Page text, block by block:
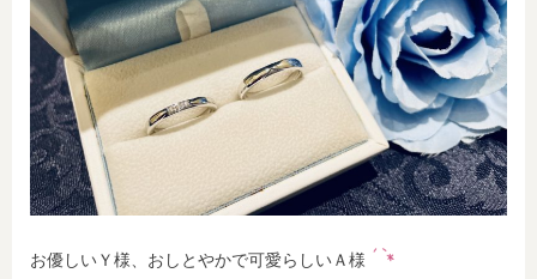
お優しいＹ様、おしとやかで可愛らしいＡ様